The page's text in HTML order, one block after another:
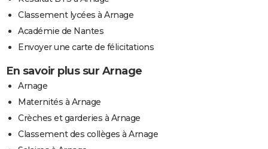
Classement lycées à Arnage
Académie de Nantes
Envoyer une carte de félicitations
En savoir plus sur Arnage
Arnage
Maternités à Arnage
Crèches et garderies à Arnage
Classement des collèges à Arnage